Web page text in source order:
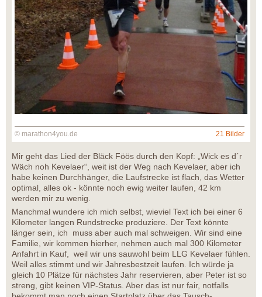
© marathon4you.de 21 Bilder
Mir geht das Lied der Bläck Föös durch den Kopf: „Wick es d´r
Wäch noh Kevelaer“, weit ist der Weg nach Kevelaer, aber ich
habe keinen Durchhänger, die Laufstrecke ist flach, das Wetter
optimal, alles ok - könnte noch ewig weiter laufen, 42 km
werden mir zu wenig.
Manchmal wundere ich mich selbst, wieviel Text ich bei einer 6
Kilometer langen Rundstrecke produziere. Der Text könnte
länger sein, ich muss aber auch mal schweigen. Wir sind eine
Familie, wir kommen hierher, nehmen auch mal 300 Kilometer
Anfahrt in Kauf, weil wir uns sauwohl beim LLG Kevelaer fühlen.
Weil alles stimmt und wir Jahresbestzeit laufen. Ich würde ja
gleich 10 Plätze für nächstes Jahr reservieren, aber Peter ist so
streng, gibt keinen VIP-Status. Aber das ist nur fair, notfalls